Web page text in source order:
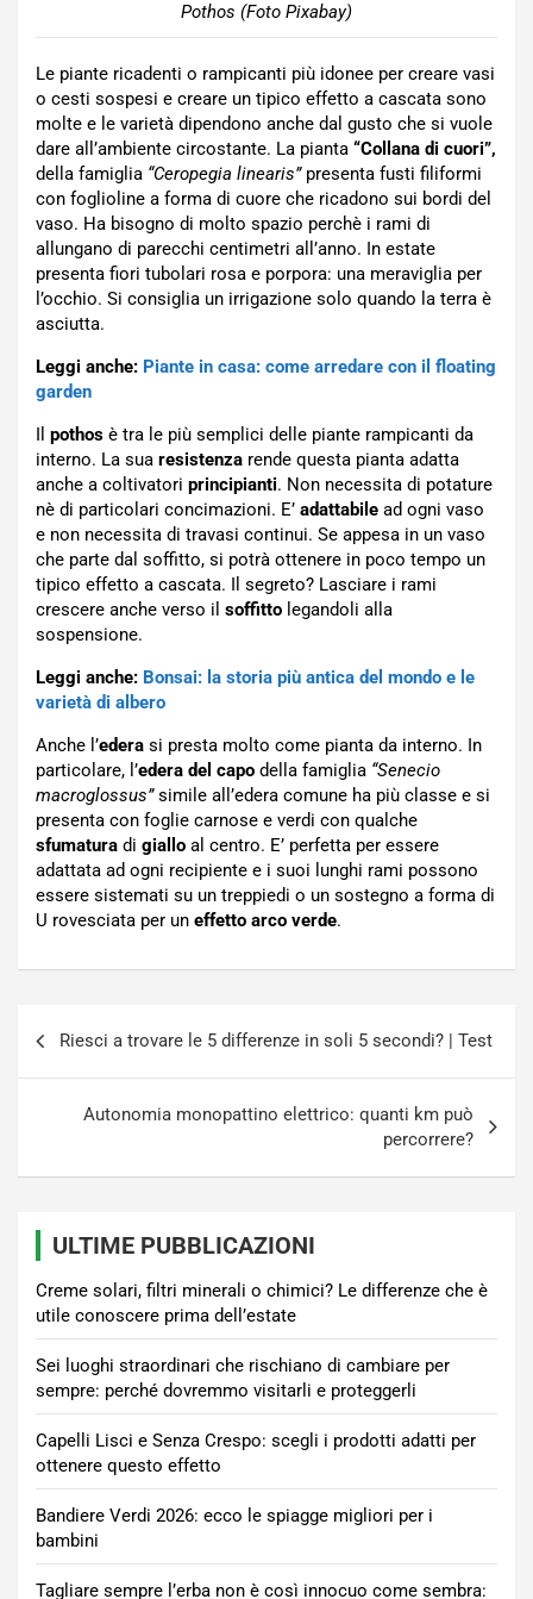
Pothos (Foto Pixabay)
Le piante ricadenti o rampicanti più idonee per creare vasi
o cesti sospesi e creare un tipico effetto a cascata sono
molte e le varietà dipendono anche dal gusto che si vuole
dare all’ambiente circostante. La pianta “Collana di cuori”,
della famiglia “Ceropegia linearis” presenta fusti filiformi
con foglioline a forma di cuore che ricadono sui bordi del
vaso. Ha bisogno di molto spazio perchè i rami di
allungano di parecchi centimetri all’anno. In estate
presenta fiori tubolari rosa e porpora: una meraviglia per
l’occhio. Si consiglia un irrigazione solo quando la terra è
asciutta.
Leggi anche: Piante in casa: come arredare con il floating
garden
pothos è tra le più semplici delle piante rampicanti da
interno. La sua resistenza rende questa pianta adatta
anche a coltivatori principianti. Non necessita di potature
nè di particolari concimazioni. E’ adattabile ad ogni vaso
e non necessita di travasi continui. Se appesa in un vaso
che parte dal soffitto, si potrà ottenere in poco tempo un
tipico effetto a cascata. Il segreto? Lasciare i rami
crescere anche verso il soffitto legandoli alla
sospensione.
Leggi anche: Bonsai: la storia più antica del mondo e le
varietà di albero
Anche l’edera si presta molto come pianta da interno. In
particolare, l’edera del capo della famiglia “Senecio
macroglossus”simile all’edera comune ha più classe e si
presenta con foglie carnose e verdi con qualche
sfumatura di giallo al centro. E’ perfetta per essere
adattata ad ogni recipiente e i suoi lunghi rami possono
essere sistemati su un treppiedi o un sostegno a forma di
U rovesciata per un effetto arco verde.
Riesci a trovare le 5 differenze in soli 5 secondi? | Test
Autonomia monopattino elettrico: quanti km può
percorrere?
ULTIME PUBBLICAZIONI
Creme solari, filtri minerali o chimici? Le differenze che è
utile conoscere prima dell’estate
Sei luoghi straordinari che rischiano di cambiare per
sempre: perché dovremmo visitarli e proteggerli
Capelli Lisci e Senza Crespo: scegli i prodotti adatti per
ottenere questo effetto
Bandiere Verdi 2026: ecco le spiagge migliori per i
bambini
Tagliare sempre l’erba non è così innocuo come sembra: